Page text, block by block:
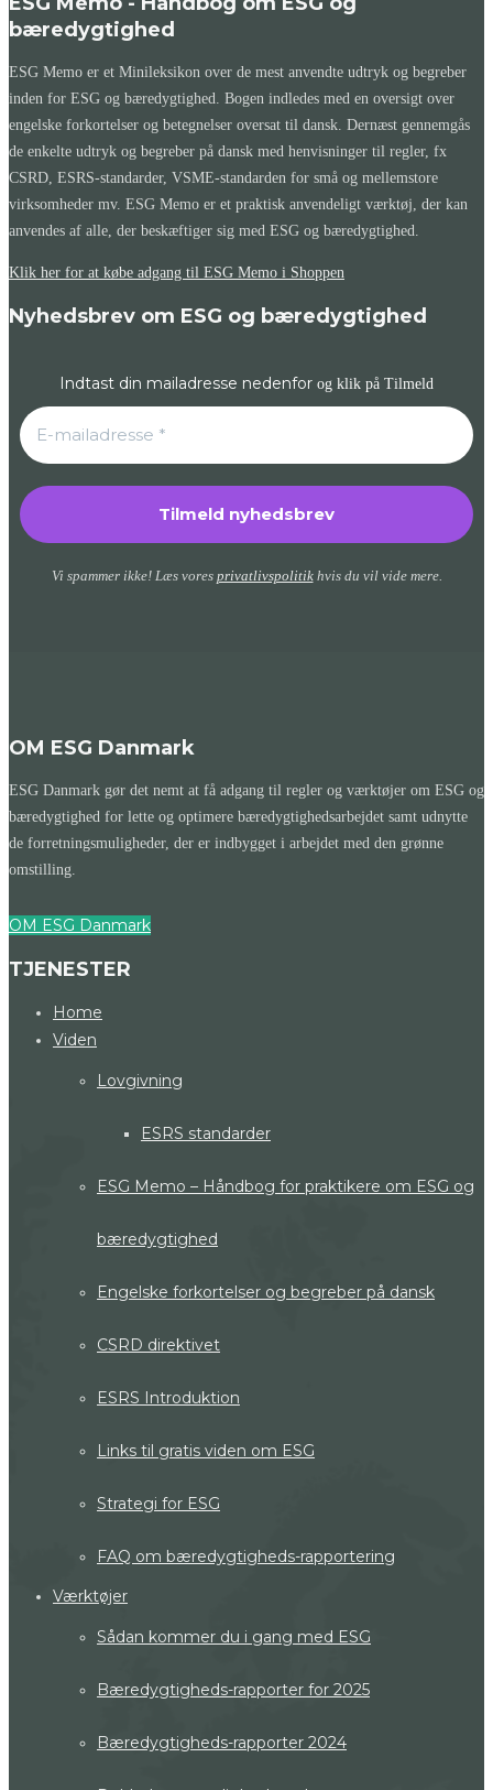
bæredygtighed
ESG Memo er et Minileksikon over de mest anvendte udtryk og begreber
inden for ESG og bæredygtighed. Bogen indledes med en oversigt over
engelske forkortelser og betegnelser oversat til dansk. Dernæst gennemgås
de enkelte udtryk og begreber på dansk med henvisninger til regler, fx
CSRD, ESRS-standarder, VSME-standarden for små og mellemstore
virksomheder mv. ESG Memo er et praktisk anvendeligt værktøj, der kan
anvendes af alle, der beskæftiger sig med ESG og bæredygtighed.
Klik her for at købe adgang til ESG Memo i Shoppen
Nyhedsbrev om ESG og bæredygtighed
Indtast din mailadresse nedenfor og klik på Tilmeld
Vi spammer ikke! Læs vores privatlivspolitikhvis du vil vide mere.
OM ESG Danmark
ESG Danmark gør det nemt at få adgang til regler og værktøjer om ESG og
bæredygtighed for lette og optimere bæredygtighedsarbejdet samt udnytte
de forretningsmuligheder, der er indbygget i arbejdet med den grønne
omstilling.
OM ESG Danmark
TJENESTER
Home
Viden
Lovgivning
ESRS standarder
ESG Memo – Håndbog for praktikere om ESG og
bæredygtighed
Engelske forkortelser og begreber på dansk
CSRD direktivet
ESRS Introduktion
Links til gratis viden om ESG
Strategi for ESG
FAQ om bæredygtigheds-rapportering
Værktøjer
Sådan kommer du i gang med ESG
Bæredygtigheds-rapporter for 2025
Bæredygtigheds-rapporter 2024